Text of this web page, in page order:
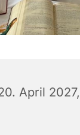
April